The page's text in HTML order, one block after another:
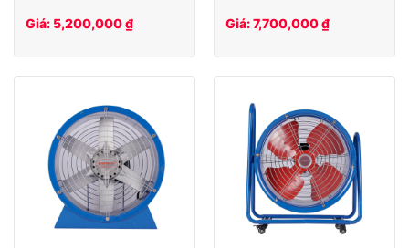
Giá: 5,200,000 ₫ Giá: 7,700,000 ₫